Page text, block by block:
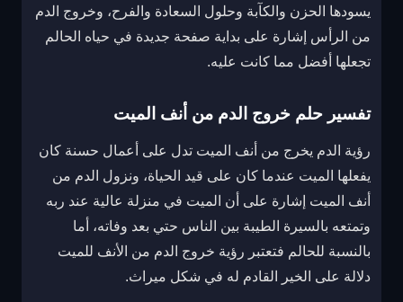
يسودها الحزن والكآبة وحلول السعادة والفرح، وخروج الدم
من الرأس إشارة على بداية صفحة جديدة في حياه الحالم
تجعلها أفضل مما كانت عليه.
تفسير حلم خروج الدم من أنف الميت
رؤية الدم يخرج من أنف الميت تدل على أعمال حسنة كان
يفعلها الميت عندما كان على قيد الحياة، ونزول الدم من
أنف الميت إشارة على أن الميت في منزلة عالية عند ربه
وتمتعه بالسيرة الطيبة بين الناس حتي بعد وفاته، أما
بالنسبة للحالم فتعتبر رؤية خروج الدم من الأنف للميت
دلالة على الخير القادم له في شكل ميراث.